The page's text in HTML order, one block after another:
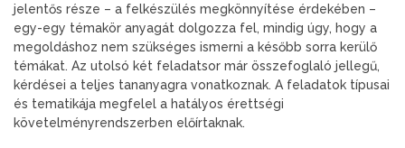
jelentős része – a felkészülés megkönnyítése érdekében –
egy-egy témakör anyagát dolgozza fel, mindig úgy, hogy a
megoldáshoz nem szükséges ismerni a később sorra kerülő
témákat. Az utolsó két feladatsor már összefoglaló jellegű,
kérdései a teljes tananyagra vonatkoznak. A feladatok típusai
és tematikája megfelel a hatályos érettségi
követelményrendszerben előírtaknak.